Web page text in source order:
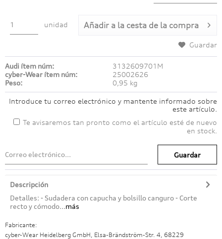
unidad Añadir a la cesta de la compra
Guardar
Audi ítem núm:
3132609701M
cyber-Wear ítem núm:
25002626
Peso:
0,95 kg
Introduce tu correo electrónico y mantente informado sobre
este artículo.
Te avisaremos tan pronto como el artículo esté de nuevo
en stock.
Guardar
Descripción
Detalles: - Sudadera con capucha y bolsillo canguro - Corte
recto y cómodo...más
Fabricante:
cyber-Wear Heidelberg GmbH, Elsa-Brändström-Str. 4, 68229